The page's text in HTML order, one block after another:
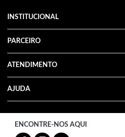
INSTITUCIONAL
PARCEIRO
ATENDIMENTO
AJUDA
ENCONTRE-NOS AQUI